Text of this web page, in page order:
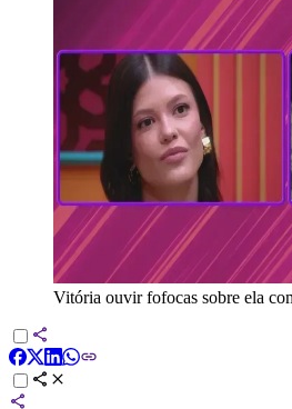
Vitória ouvir fofocas sobre ela